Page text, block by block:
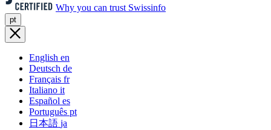
Why you can trust Swissinfo
pt
English en
Deutsch de
Français fr
Italiano it
Español es
Português pt
日本語 ja